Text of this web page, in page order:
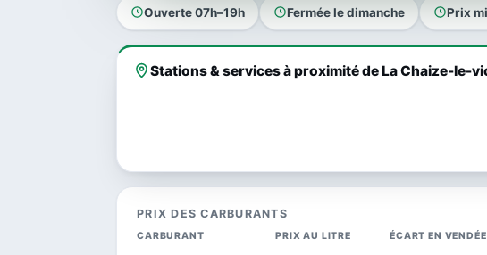
Ouverte 07h–19h Fermée le dimanche Prix
Stations & services à proximité de La Chaize-le-
PRIX DES CARBURANTS
CARBURANT PRIX AU LITRE ÉCART EN VENDÉE